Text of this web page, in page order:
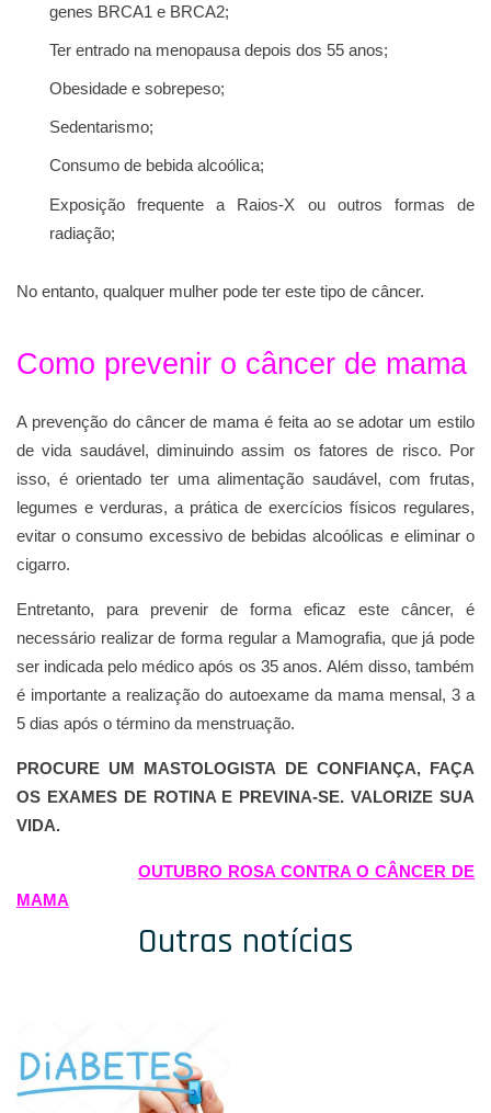
genes BRCA1 e BRCA2;
Ter entrado na menopausa depois dos 55 anos;
Obesidade e sobrepeso;
Sedentarismo;
Consumo de bebida alcoólica;
Exposição frequente a Raios-X ou outros formas de
radiação;
No entanto, qualquer mulher pode ter este tipo de câncer.
Como prevenir o câncer de mama
A prevenção do câncer de mama é feita ao se adotar um estilo
de vida saudável, diminuindo assim os fatores de risco. Por
isso, é orientado ter uma alimentação saudável, com frutas,
legumes e verduras, a prática de exercícios físicos regulares,
evitar o consumo excessivo de bebidas alcoólicas e eliminar o
cigarro.
Entretanto, para prevenir de forma eficaz este câncer, é
necessário realizar de forma regular a Mamografia, que já pode
ser indicada pelo médico após os 35 anos. Além disso, também
é importante a realização do autoexame da mama mensal, 3 a
5 dias após o término da menstruação.
PROCURE UM MASTOLOGISTA DE CONFIANÇA, FAÇA
OS EXAMES DE ROTINA E PREVINA-SE. VALORIZE SUA
VIDA.
OUTUBRO ROSA CONTRA O CÂNCER DE
MAMA
Outras notícias